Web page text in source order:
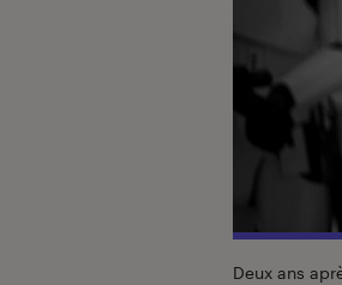
Deux ans